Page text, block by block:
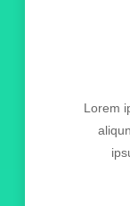
Lorem